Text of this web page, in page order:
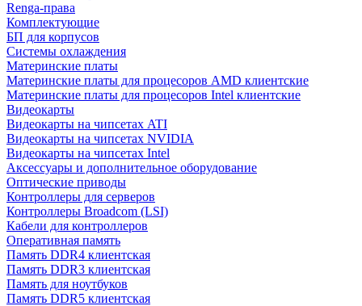
Renga-права
Комплектующие
БП для корпусов
Системы охлаждения
Материнские платы
Материнские платы для процесоров AMD клиентские
Материнские платы для процесоров Intel клиентские
Видеокарты
Видеокарты на чипсетах ATI
Видеокарты на чипсетах NVIDIA
Видеокарты на чипсетах Intel
Аксессуары и дополнительное оборудование
Оптические приводы
Контроллеры для серверов
Контроллеры Broadcom (LSI)
Кабели для контроллеров
Оперативная память
Память DDR4 клиентская
Память DDR3 клиентская
Память для ноутбуков
Память DDR5 клиентская